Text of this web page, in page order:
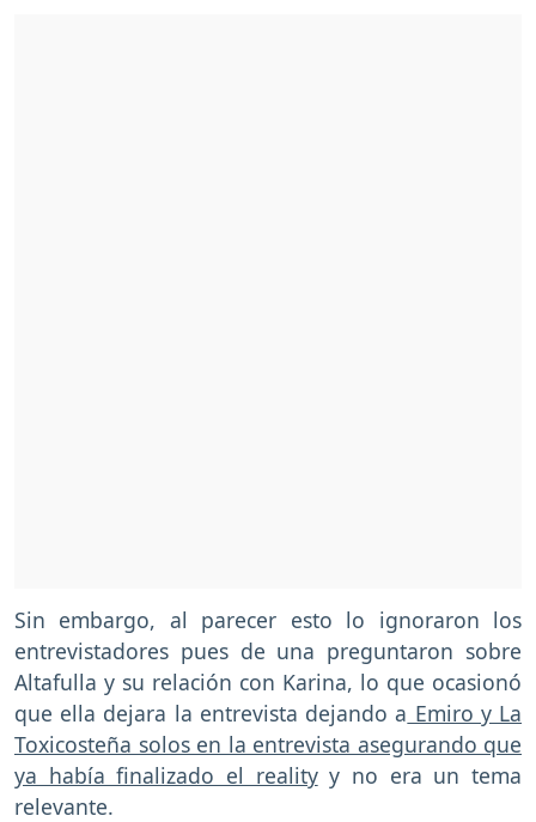
Sin embargo, al parecer esto lo ignoraron los
entrevistadores pues de una preguntaron sobre
Altafulla y su relación con Karina, lo que ocasionó
que ella dejara la entrevista dejando a Emiro y La
Toxicosteña solos en la entrevista asegurando que
ya había finalizado el realityy no era un tema
relevante.